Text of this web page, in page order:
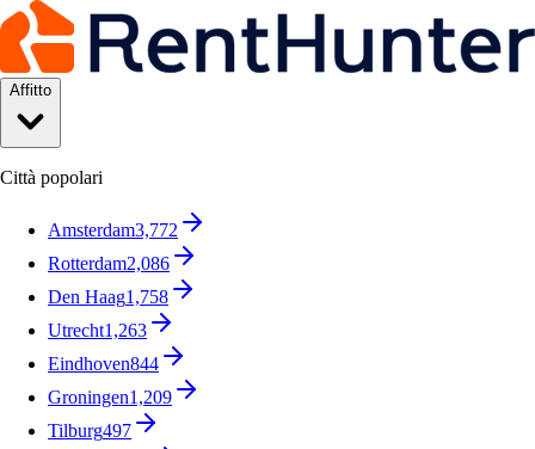
Affitto
Città popolari
Amsterdam3,772
Rotterdam2,086
Den Haag1,758
Utrecht1,263
Eindhoven844
Groningen1,209
Tilburg497